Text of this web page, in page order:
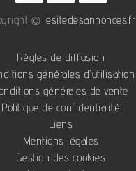
© lesitedesannonces.fr
Règles de diffusion
générales d'utilisation
générales de vente
Politique de confidentialité
Liens
Mentions légales
Gestion des cookies